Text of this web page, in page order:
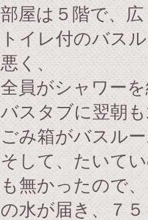
部屋は５階で、
トイレ付のバス
悪く、
全員がシャワー
バスタブに翌朝
ごみ箱がバスル
そして、たいて
も無かったので
の水が届き、７